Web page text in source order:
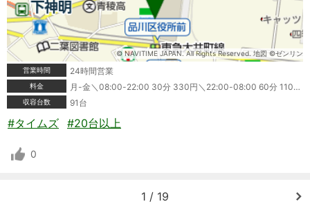
© NAVITIME JAPAN. All Rights Reserved. 地図 ©ゼンリン
営業時間
24時間営業
料金 月-金＼08:00-22:00 30分 330円＼22:00-08:00 60分 110円＼土・日・祝＼08:00-22:00 30分 330円＼22:00-08:00 60分 110円＼■最大料金＼月-金＼当日1日最大料金2400円(24時迄＼土・日・祝＼当日1日最大料金1200円(24時迄＼領収書発行:可＼ポイントカード利用可＼クレジットカード利用可＼タイムズビジネスカード利用可＼＼※情報が変更されている場合もありますので、ご利用の際は必ず現地の表記をご確認ください。
収容台数 91台
#タイムズ #20台以上
0
1 / 19